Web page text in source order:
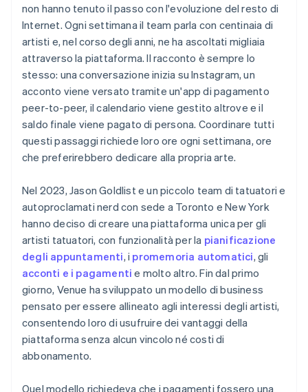
non hanno tenuto il passo con l'evoluzione del resto di
Internet. Ogni settimana il team parla con centinaia di
artisti e, nel corso degli anni, ne ha ascoltati migliaia
attraverso la piattaforma. Il racconto è sempre lo
stesso: una conversazione inizia su Instagram, un
acconto viene versato tramite un'app di pagamento
peer-to-peer, il calendario viene gestito altrove e il
saldo finale viene pagato di persona. Coordinare tutti
questi passaggi richiede loro ore ogni settimana, ore
che preferirebbero dedicare alla propria arte.
Nel 2023, Jason Goldlist e un piccolo team di tatuatori e
autoproclamati nerd con sede a Toronto e New York
hanno deciso di creare una piattaforma unica per gli
artisti tatuatori, con funzionalità per la pianificazione
degli appuntamenti, i promemoria automatici, gli
acconti e i pagamenti e molto altro. Fin dal primo
giorno, Venue ha sviluppato un modello di business
pensato per essere allineato agli interessi degli artisti,
consentendo loro di usufruire dei vantaggi della
piattaforma senza alcun vincolo né costi di
abbonamento.
Quel modello richiedeva che i pagamenti fossero una